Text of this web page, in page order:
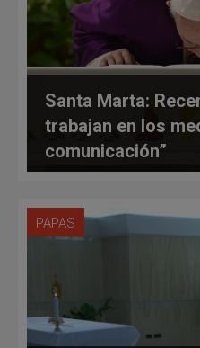
Santa Marta:
trabajan en los
comunicación”
PAPAS